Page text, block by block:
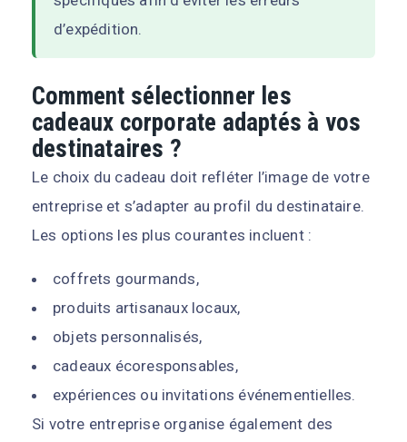
d’expédition.
Comment sélectionner les
cadeaux corporate adaptés à vos
destinataires ?
Le choix du cadeau doit refléter l’image de votre
entreprise et s’adapter au profil du destinataire.
Les options les plus courantes incluent :
coffrets gourmands,
produits artisanaux locaux,
objets personnalisés,
cadeaux écoresponsables,
expériences ou invitations événementielles.
Si votre entreprise organise également des